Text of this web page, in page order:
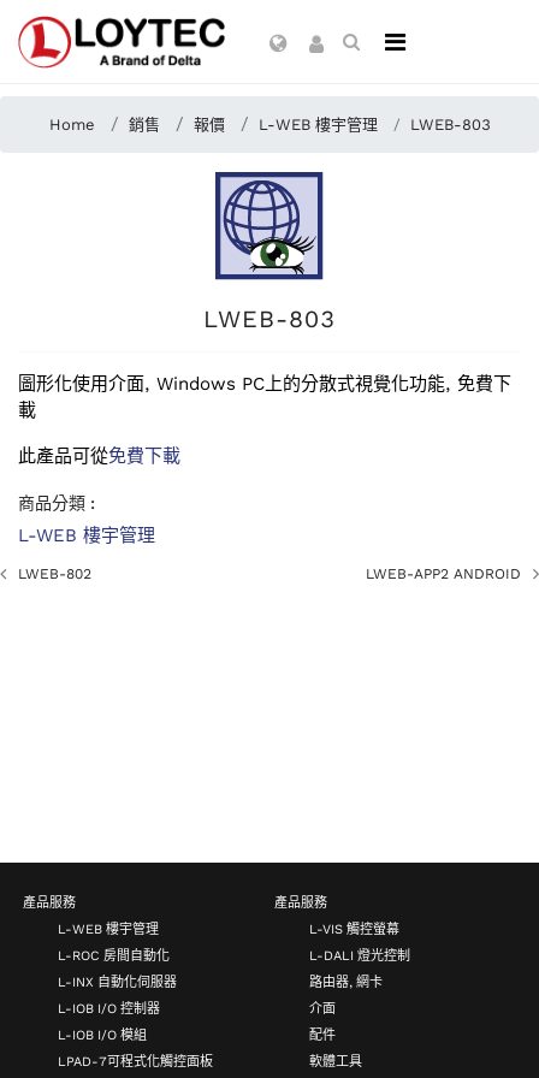
Home 銷售 報價 L-WEB 樓宇管理 LWEB-803
LWEB-803
圖形化使用介面, Windows PC上的分散式視覺化功能, 免費下
載
此產品可從免費下載
商品分類 :
L-WEB 樓宇管理
LWEB-802 LWEB-APP2 ANDROID
產品服務
L-WEB 樓宇管理
L-ROC 房間自動化
L-INX 自動化伺服器
L-IOB I/O 控制器
L-IOB I/O 模組
LPAD-7可程式化觸控面板
產品服務
L-VIS 觸控螢幕
L-DALI 燈光控制
路由器, 網卡
介面
配件
軟體工具